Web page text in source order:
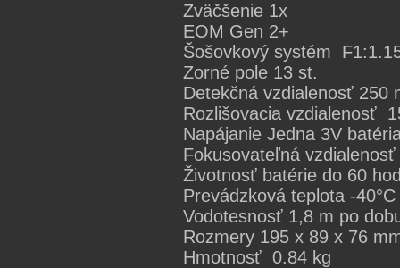
Zväčšenie 1x
EOM Gen 2+
Šošovkový systém
Zorné pole 13 st.
Detekčná vzdialenosť 250
Rozlišovacia vzdialenosť
Napájanie Jedna 3V
Fokusovateľná
Životnosť batérie do 60
Prevádzková teplota -40°C
Vodotesnosť 1,8 m po
Rozmery 195 x 89 x 76
Hmotnosť 0.84 kg